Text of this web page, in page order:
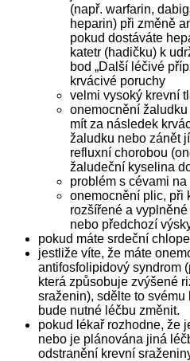
(např. warfarin,
heparin) při změně
pokud dostáváte
katetr (hadičku) k
bod „Další léčivé
krvácivé poruchy
velmi vysoký krevní
onemocnění
mít za následek
žaludku nebo zánět
refluxní chorobou
žaludeční kyselina
problém s cévami
onemocnění plic, při
rozšířené a
nebo předchozí
pokud máte srdeční
jestliže víte, že máte
antifosfolipidový syndrom
která způsobuje zvýšené
sraženin), sdělte to
bude nutné léčbu změnit.
pokud lékař rozhodne, že
nebo je plánována jiná
odstranění krevní